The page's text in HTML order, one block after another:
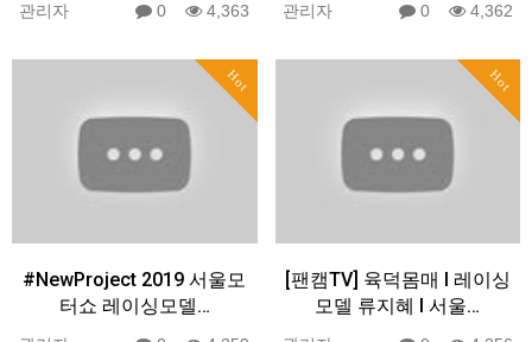
관리자 0 4,363 관리자 0 4,362
Hot
#NewProject 2019 서울모
터쇼 레이싱모델…
Hot
[팬캠TV] 육덕몸매 Ι 레이싱
모델 류지혜 Ι 서울…